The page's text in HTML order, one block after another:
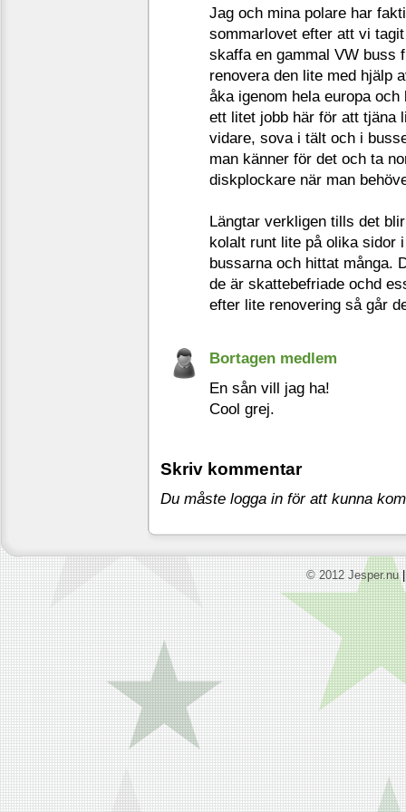
Jag och mina polare har
sommarlovet efter att vi
skaffa en gammal VW buss
renovera den lite med hjälp
åka igenom hela europa
ett litet jobb här för att tjäna
vidare, sova i tält och i
man känner för det och ta
diskplockare när man
Längtar verkligen tills det
kolalt runt lite på olika sidor
bussarna och hittat många.
de är skattebefriade ochd
efter lite renovering så går
Bortagen medlem
En sån vill jag ha!
Cool grej.
Skriv kommentar
Du måste logga in för att kunna
© 2012 Jesper.nu